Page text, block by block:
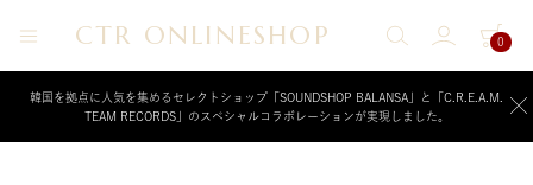
韓国を拠点に人気を集めるセレクトショップ「SOUNDSHOP BALANSA」と「C.R.E.A.M.
TEAM RECORDS」のスペシャルコラボレーションが実現しました。
CTR ONLINESHOP
ONLINESHOP
ー
ム
チ
0